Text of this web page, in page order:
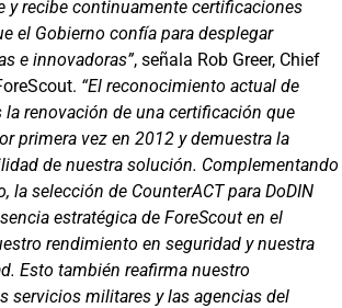
y recibe continuamente certificaciones
el Gobierno confía para desplegar
e innovadoras”, señala Rob Greer, Chief
“El reconocimiento actual de
la renovación de una certificación que
primera vez en 2012 y demuestra la
de nuestra solución. Complementando
la selección de CounterACT para DoDIN
estratégica de ForeScout en el
rendimiento en seguridad y nuestra
Esto también reafirma nuestro
servicios militares y las agencias del